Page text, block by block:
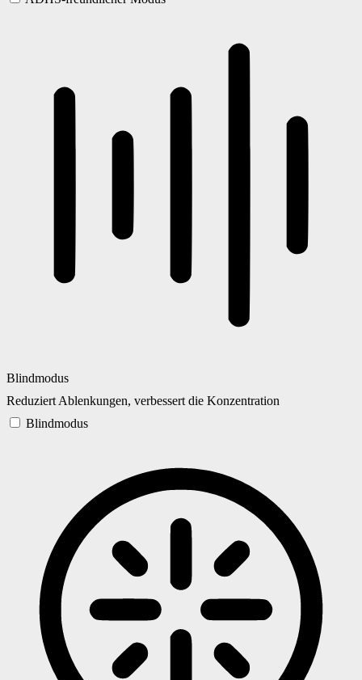
Blindmodus
Reduziert Ablenkungen, verbessert die Konzentration
Blindmodus